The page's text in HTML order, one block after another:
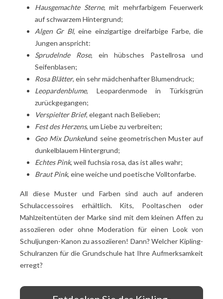
Hausgemachte Sterne, mit mehrfarbigem Feuerwerk
auf schwarzem Hintergrund;
Algen Gr Bl, eine einzigartige dreifarbige Farbe, die
Jungen anspricht:
Sprudelnde Rose, ein hübsches Pastellrosa und
Seifenblasen;
Rosa Blätter, ein sehr mädchenhafter Blumendruck;
Leopardenblume, Leopardenmode in Türkisgrün
zurückgegangen;
Verspielter Brief, elegant nach Belieben;
Fest des Herzens, um Liebe zu verbreiten;
Geo Mix Dunkelund seine geometrischen Muster auf
dunkelblauem Hintergrund;
Echtes Pink, weil fuchsia rosa, das ist alles wahr;
Braut Pink, eine weiche und poetische Volltonfarbe.
All diese Muster und Farben sind auch auf anderen
Schulaccessoires erhältlich. Kits, Pooltaschen oder
Mahlzeitentüten der Marke sind mit dem kleinen Affen zu
assoziieren oder ohne Moderation für einen Look von
Schuljungen-Kanon zu assoziieren! Dann? Welcher Kipling-
Schulranzen für die Grundschule hat Ihre Aufmerksamkeit
erregt?